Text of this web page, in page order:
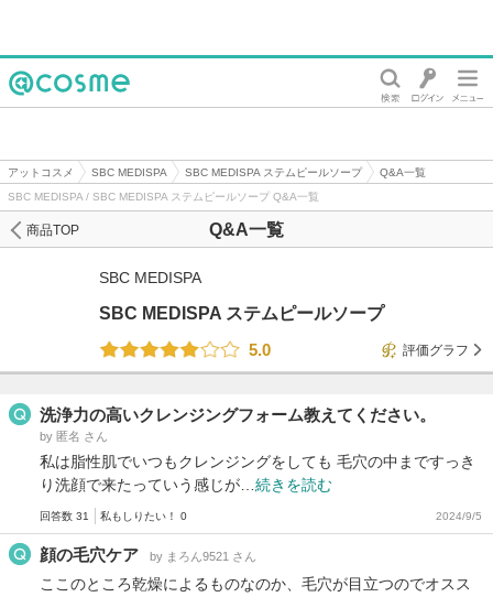
アットコスメ SBC MEDISPA SBC MEDISPA ステムピールソープ
Q&A一覧
SBC MEDISPA / SBC MEDISPA ステムピールソープ Q&A一覧
Q&A一覧
商品TOP
SBC MEDISPA
SBC MEDISPA ステムピールソープ
5.0
評価グラフ
洗浄力の高いクレンジングフォーム教えてください。
by 匿名 さん
私は脂性肌でいつもクレンジングをしても 毛穴の中まですっき
り洗顔で来たっていう感じが… 続きを読む
回答数 31 私もしりたい！ 0 2024/9/5
顔の毛穴ケア by まろん9521 さん
ここのところ乾燥によるものなのか、毛穴が目立つのでオスス